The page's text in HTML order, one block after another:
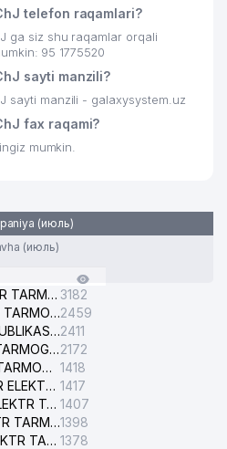
telefon raqamlari?
ga siz shu raqamlar orqali
95 1775520
sayti manzili?
sayti manzili - galaxysystem.uz
fax raqami?
mumkin.
(июль)
(июль)
YASHNOBOD ELEKTR TARMOG'I NOSOZLIKLARI XIZMATI 3182
CHILONZOR ELEKTR TARMOG'I NOSOZLIK XIZMATI2459
O'ZBEKISTON RESPUBLIKASI BOSH PROKURATURASI ISHONCH TELEFONI2411
OLMAZOR ELEKTR TARMOG'I NOSOZLIKLARI XIZMATI2172
UCH-TEPA ELEKTR TARMOG'I NOSOZLIKLARI XIZMATI 1418
TOSHKENT SHAHAR ELEKTR TARMOQLARI KORXONASI AJ 1417
SHAYXONTOHUR ELEKTR TARMOG'I NOSOZLIKLARINI TUZATISH XIZMATI 1407
SAMARQAND ELEKTR TARMOQLARI AJ1398
SURXONDARYO ELEKTR TARMOQLARI AJ 1378